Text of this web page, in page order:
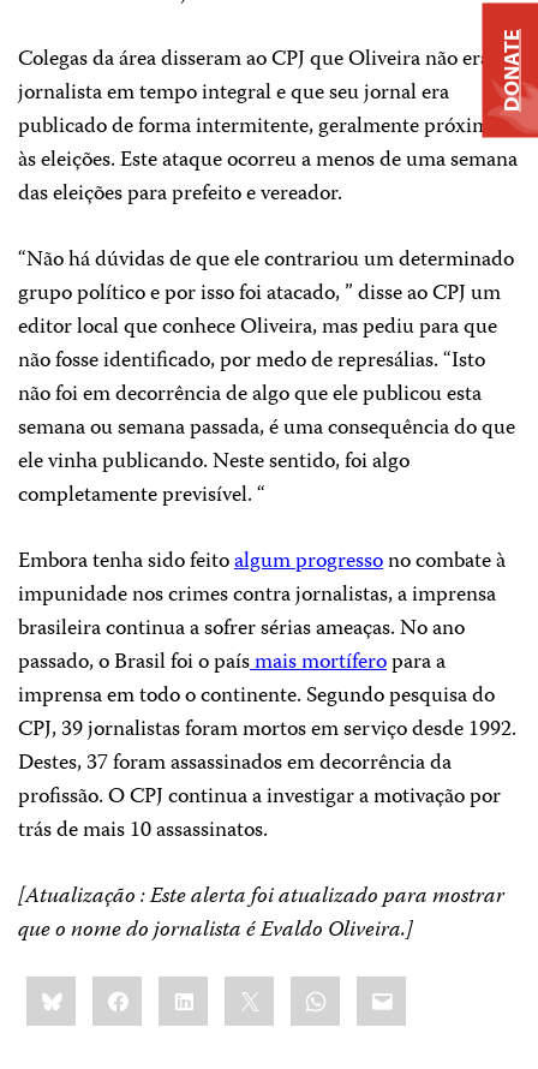
Colegas da área disseram ao CPJ que Oliveira não era
jornalista em tempo integral e que seu jornal era
publicado de forma intermitente, geralmente próximo
às eleições. Este ataque ocorreu a menos de uma semana
das eleições para prefeito e vereador.
“Não há dúvidas de que ele contrariou um determinado
grupo político e por isso foi atacado, ” disse ao CPJ um
editor local que conhece Oliveira, mas pediu para que
não fosse identificado, por medo de represálias. “Isto
não foi em decorrência de algo que ele publicou esta
semana ou semana passada, é uma consequência do que
ele vinha publicando. Neste sentido, foi algo
completamente previsível. “
Embora tenha sido feitoalgum progressono combate à
impunidade nos crimes contra jornalistas, a imprensa
brasileira continua a sofrer sérias ameaças. No ano
passado, o Brasil foi o paísmais mortíferopara a
imprensa em todo o continente. Segundo pesquisa do
CPJ, 39 jornalistas foram mortos em serviço desde 1992.
Destes, 37 foram assassinados em decorrência da
profissão. O CPJ continua a investigar a motivação por
trás de mais 10 assassinatos.
[Atualização : Este alerta foi atualizado para mostrar
que o nome do jornalista é Evaldo Oliveira.]
Share
this:BlueskyFacebookLinkedIn WhatsApp
Email
DONATE